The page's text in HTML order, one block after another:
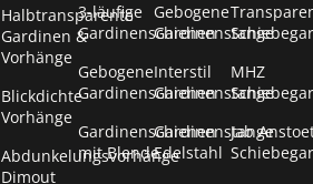
Halbtransparente
Gardinen &
Vorhänge
Blickdichte
Vorhänge
Abdunkelungsvorhänge
Dimout
3-läufige
Gardinenschienen
Gebogene
Gardinenschienen
Gardinenschienen
mit Blende
Gebogene
Gardinenstange
Interstil
Gardinenstange
Gardinenstange
Edelstahl
MHZ
Jab